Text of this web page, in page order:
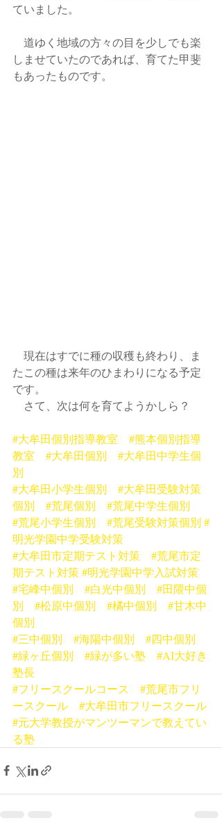
ていました。
道ゆく地域の方々の目を少しでも楽
しませていたのであれば、育てた甲斐
もあったものです。
現在はすでに種の収穫も終わり、ま
たこの種は来年のひまわりになる予定
です。
さて、次は何を育てようかしら？
#大牟田個別指導教室
#熊本個別指導
教室
#大牟田個別
#大牟田中学生個
別
#大牟田小学生個別
#大牟田受験対策
個別
#荒尾個別
#荒尾中学生個別
#荒尾小学生個別
#荒尾受験対策個別 #
明光学園中学受験対策
#大牟田市定期テスト対策
#荒尾市定
期テスト対策#明光学園中学入試対策
#宅峰中個別
#白光中個別
#田隈中個
別
#松原中個別 #橘中個別
#甘木中
個別
#三中個別
#海陽中個別
#四中個別
#緑ヶ丘個別
#緑が多い塾
#AI大好き
塾長
#フリースクールコース
#荒尾市フリ
ースクール
#大牟田市フリースクール
#元大学教授がマンツーマンで教えてい
る塾